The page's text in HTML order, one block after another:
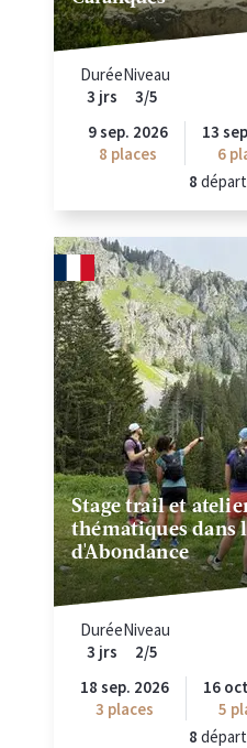
Durée
3 jrs
Niveau
3/5
9 sep. 2026
8 places
13
6
8
Stage trail et
thématiques dans
d'Abondance
Durée
3 jrs
Niveau
2/5
18 sep. 2026
3 places
16
5
8